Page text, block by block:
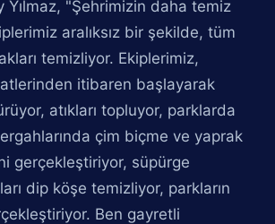
Yılmaz, "Şehrimizin daha temiz
aralıksız bir şekilde, tüm
temizliyor. Ekiplerimiz,
itibaren başlayarak
atıkları topluyor, parklarda
çim biçme ve yaprak
gerçekleştiriyor, süpürge
dip köşe temizliyor, parkların
Ben gayretli